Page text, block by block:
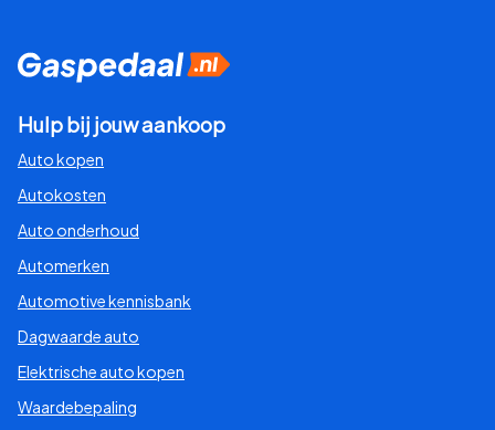
Hulp bij jouw aankoop
Auto kopen
Autokosten
Auto onderhoud
Automerken
Automotive kennisbank
Dagwaarde auto
Elektrische auto kopen
Waardebepaling